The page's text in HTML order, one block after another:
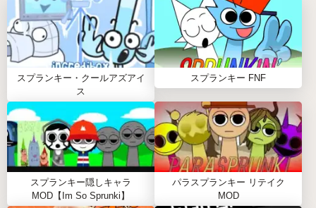
ド、記憶に残るキャラクターデザイン、そして無限
の音楽的可能性にあふれた、さわやかな旅を提供し
ます。
スプランキー・トレイフィックスのゲームプレ
イガイド
ステップバイステップガイド
🎧 キャラクターを選ぶ：マウスを使って選択メニ
ューからキャラクターをクリックし、ステージに
ドラッグします。各キャラクターは、ビート、ボ
スプランキー・クールアズアイ
ス
スプランキー FNF
スプランキー隠しキャラ
MOD【Im So Sprunki】
パラスプランキー リテイク
MOD